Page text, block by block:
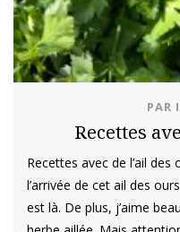
PAR
Recettes
Recettes avec de l’ail
l’arrivée de cet ail des
est là. De plus, j’aime